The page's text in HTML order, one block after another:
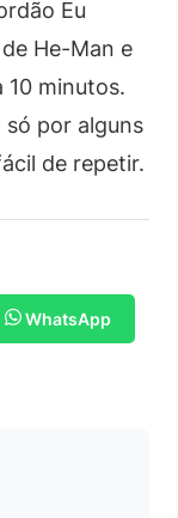
Eu
He-Man e
10 minutos.
só por alguns
de repetir.
WhatsApp